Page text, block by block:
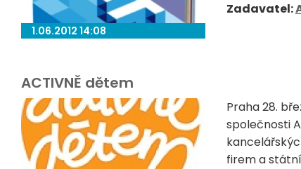
1.06.2012 14:08
Zadavatel:
ACTIVNĚ dětem
Praha 28.
společnosti
firem a